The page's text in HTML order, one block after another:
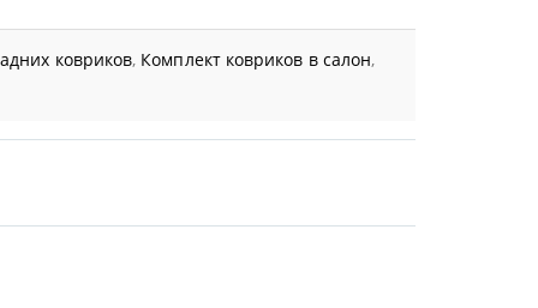
ковриков, Комплект ковриков в салон,